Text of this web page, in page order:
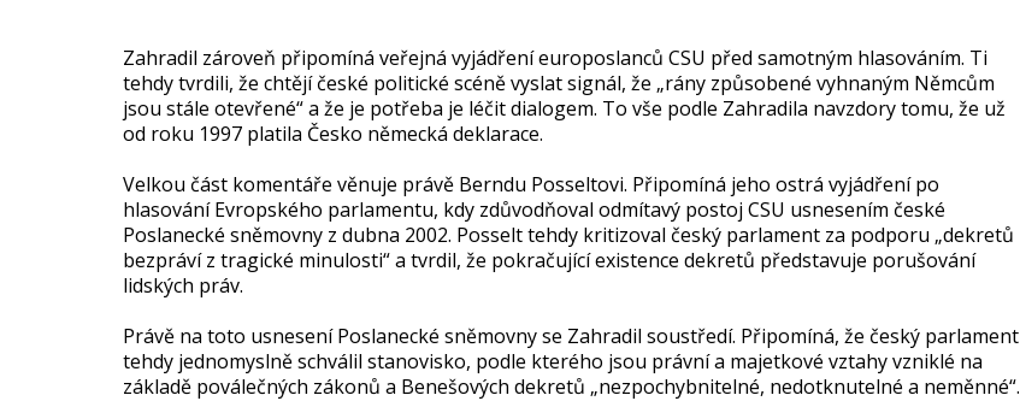
Zahradil zároveň připomíná veřejná vyjádření europoslanců CSU před samotným hlasováním. Ti
tehdy tvrdili, že chtějí české politické scéně vyslat signál, že „rány způsobené vyhnaným Němcům
jsou stále otevřené“ a že je potřeba je léčit dialogem. To vše podle Zahradila navzdory tomu, že už
od roku 1997 platila Česko německá deklarace.
Velkou část komentáře věnuje právě Berndu Posseltovi. Připomíná jeho ostrá vyjádření po
hlasování Evropského parlamentu, kdy zdůvodňoval odmítavý postoj CSU usnesením české
Poslanecké sněmovny z dubna 2002. Posselt tehdy kritizoval český parlament za podporu „dekretů
bezpráví z tragické minulosti“ a tvrdil, že pokračující existence dekretů představuje porušování
lidských práv.
Právě na toto usnesení Poslanecké sněmovny se Zahradil soustředí. Připomíná, že český parlament
tehdy jednomyslně schválil stanovisko, podle kterého jsou právní a majetkové vztahy vzniklé na
základě poválečných zákonů a Benešových dekretů „nezpochybnitelné, nedotknutelné a neměnné“.